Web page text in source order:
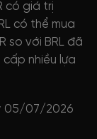
có giá trị
có thể mua
so với BRL đã
nhiều lựa
05/07/2026